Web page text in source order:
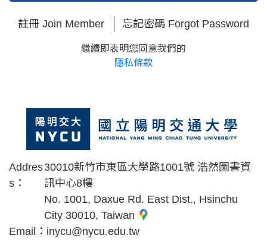
註冊 Join Member 忘記密碼 Forgot Password
繼續即表明您同意我們的
隱私條款
Addres
s：
30010新竹市東區大學路1001號 浩然圖書資
訊中心8樓
No. 1001, Daxue Rd. East Dist., Hsinchu
City 30010, Taiwan
Email： inycu@nycu.edu.tw